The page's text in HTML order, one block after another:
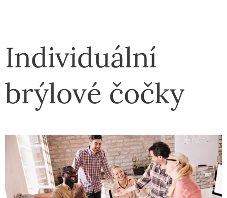
Individuální
brýlové čočky